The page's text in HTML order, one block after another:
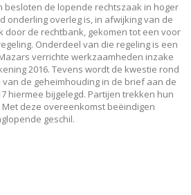
besloten de lopende rechtszaak in hoger
onderling overleg is, in afwijking van de
door de rechtbank, gekomen tot een voor
Onderdeel van die regeling is een
verrichte werkzaamheden inzake
2016. Tevens wordt de kwestie rond
de geheimhouding in de brief aan de
hiermee bijgelegd. Partijen trekken hun
deze overeenkomst beëindigen
geschil.